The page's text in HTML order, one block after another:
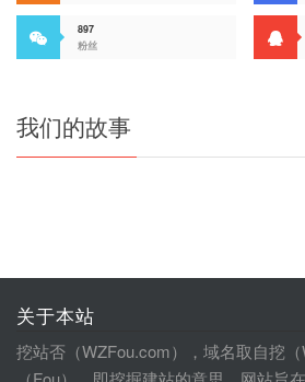
897
粉丝
我们的故事
关于本站
挖站否（WZFou.com），域名取自挖